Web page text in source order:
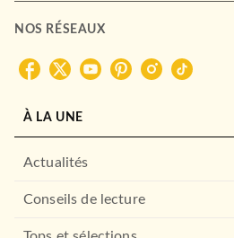
NOS RÉSEAUX
À LA UNE
Actualités
Conseils de lecture